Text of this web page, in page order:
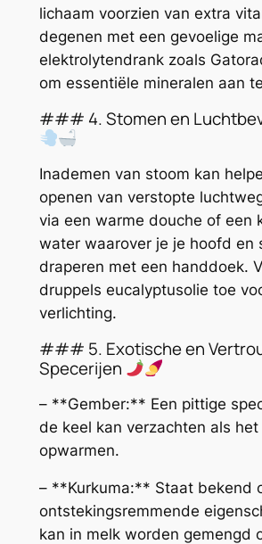
lichaam voorzien van extra
degenen met een gevoelige
elektrolytendrank zoals
om essentiële mineralen aan
### 4. Stomen en
Inademen van stoom kan
openen van verstopte
via een warme douche of een
water waarover je je hoofd en
draperen met een handdoek.
druppels eucalyptusolie toe
verlichting.
### 5. Exotische en
Specerijen
– **Gember:** Een pittige
de keel kan verzachten als het
opwarmen.
– **Kurkuma:** Staat bekend
ontstekingsremmende
kan in melk worden gemengd